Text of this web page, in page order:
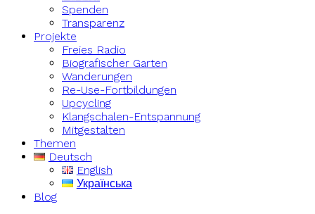
Spenden
Transparenz
Projekte
Freies Radio
Biografischer Garten
Wanderungen
Re-Use-Fortbildungen
Upcycling
Klangschalen-Entspannung
Mitgestalten
Themen
Deutsch
English
Українська
Blog